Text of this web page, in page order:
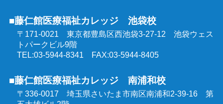
■藤仁館医療福祉カレッジ 池袋校
〒171-0021 東京都豊島区西池袋3-27-12 池袋ウェス
トパークビル9階
TEL:03-5944-8341 FAX:03-5944-8405
■藤仁館医療福祉カレッジ 南浦和校
〒336-0017 埼玉県さいたま市南区南浦和2-39-16 第